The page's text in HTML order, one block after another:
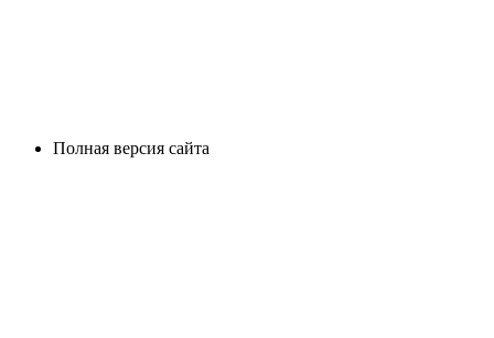
Полная версия сайта